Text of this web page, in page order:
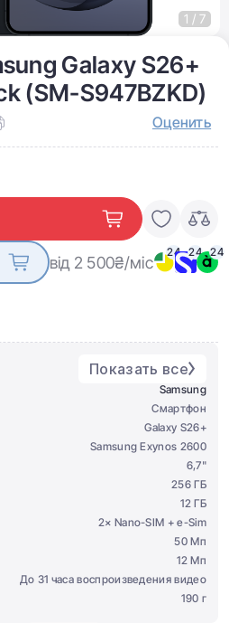
Galaxy S26+
(SM-S947BZKD)
Оценить
від 2 500₴/міс
24 24 24
Показать все
Samsung
Смартфон
Galaxy S26+
Samsung Exynos 2600
6,7"
256 ГБ
12 ГБ
2× Nano-SIM + e-Sim
50 Мп
12 Мп
До 31 часа воспроизведения видео
190 г
1 / 7